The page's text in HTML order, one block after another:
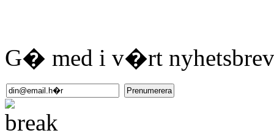
G� med i v�rt nyhetsbrev